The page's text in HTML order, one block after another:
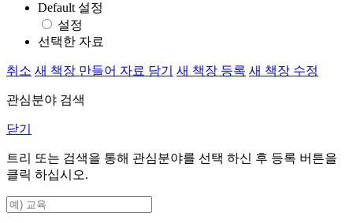
Default 설정
설정
선택한 자료
취소 새 책장 만들어 자료 담기 새 책장 등록 새 책장 수정
관심분야 검색
닫기
트리 또는 검색을 통해 관심분야를 선택 하신 후 등록 버튼을
클릭 하십시오.